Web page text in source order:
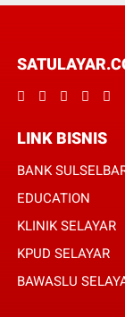
LINK BISNIS
BANK
EDUCATION
KLINIK SELAYAR
KPUD SELAYAR
BAWASLU